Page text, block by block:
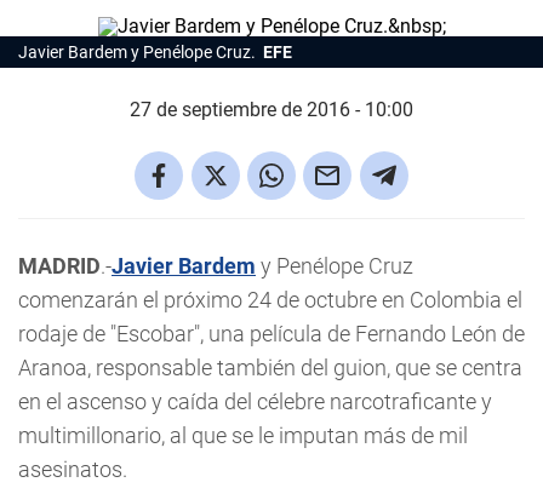
Javier Bardem y Penélope Cruz. EFE
27 de septiembre de 2016 - 10:00
MADRID.-Javier Bardem y Penélope Cruz
comenzarán el próximo 24 de octubre en Colombia el
rodaje de "Escobar", una película de Fernando León de
Aranoa, responsable también del guion, que se centra
en el ascenso y caída del célebre narcotraficante y
multimillonario, al que se le imputan más de mil
asesinatos.